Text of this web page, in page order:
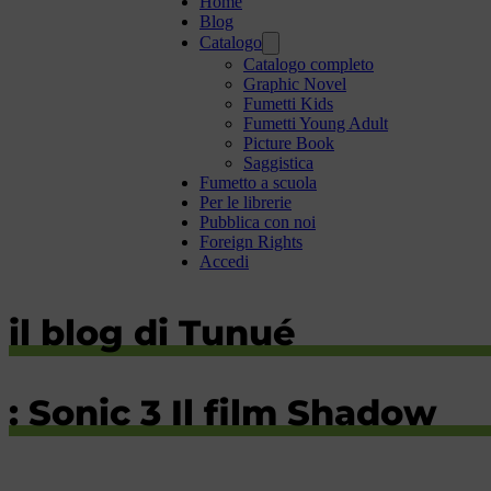
Blog
Catalogo
Catalogo completo
Graphic Novel
Fumetti Kids
Fumetti Young Adult
Picture Book
Saggistica
Fumetto a scuola
Per le librerie
Pubblica con noi
Foreign Rights
Accedi
il blog di Tunué
: Sonic 3 Il film Shadow